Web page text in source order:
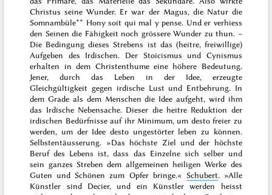
Christus seine Wunder. Er war der Magus, die Natur die
Somnambüle** Hony soit qui mal y pense. Und er verhiess
den Seinen die Fähigkeit noch grössere Wunder zu thun. –
Die Bedingung dieses Strebens ist das (heitre, freiwillige)
Aufgeben des Irdischen. Der Stoicismus und Cynismus
erhalten in dem Christenthume eine höhere Bedeutung.
Jener, durch das Leben in der Idee, erzeugte
Gleichgültigkeit gegen irdische Lust und Entbehrung. In
dem Grade als dem Menschen die Idee aufgeht, wird ihm
das Irdische Nebensache. Dieser die heitre Reduktion der
irdischen Bedürfnisse auf ihr Minimum, um desto freier zu
werden, um der Idee desto ungestörter leben zu können.
Selbstentäusserung. »Das höchste Ziel und der höchste
Beruf des Lebens ist, dass das Einzelne sich selber und
sein ganzes Streben dem allgemeinen heiligen Werke des
Guten und Schönen zum Opfer bringe.« Schubert. »Alle
Künstler sind Decier, und ein Künstler werden heisst